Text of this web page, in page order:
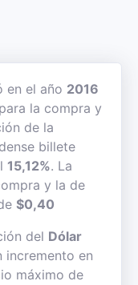
en el año 2016
para la compra y
de la
billete
15,12%. La
y la de
$0,40
del Dólar
incremento en
máximo de